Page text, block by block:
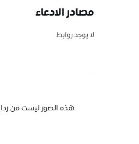
مصادر الادعاء
لا يوجد روابط
هذه الصور ليست من